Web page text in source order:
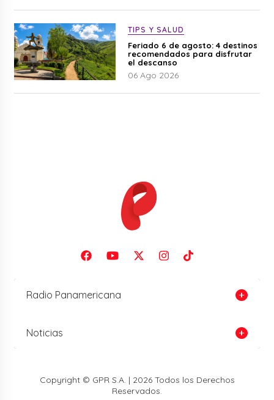
TIPS Y SALUD
Feriado 6 de agosto: 4 destinos
recomendados para disfrutar
el descanso
06 Ago 2026
Radio Panamericana
Noticias
Copyright © GPR S.A. | 2026 Todos los Derechos
Reservados.